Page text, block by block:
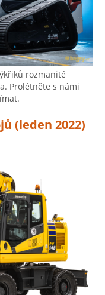
rozmanité
Prolétněte s námi
(leden 2022)